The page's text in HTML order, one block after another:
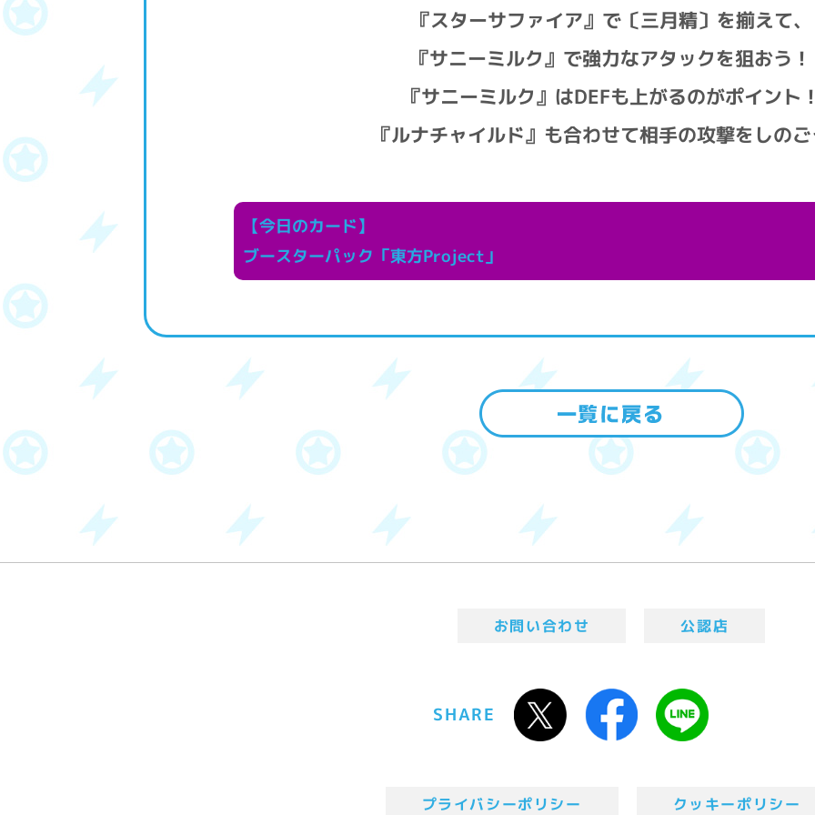
『スターサファイア』で〔三月精〕を揃えて、
『サニーミルク』で強力なアタックを狙おう！
『サニーミルク』はDEFも上がるのがポイント
『ルナチャイルド』も合わせて相手の攻撃をしの
【今日のカード】
ブースターパック「東方Project」
お問い合わせ 公認店
SHARE
プライバシーポリシー クッキーポリシー